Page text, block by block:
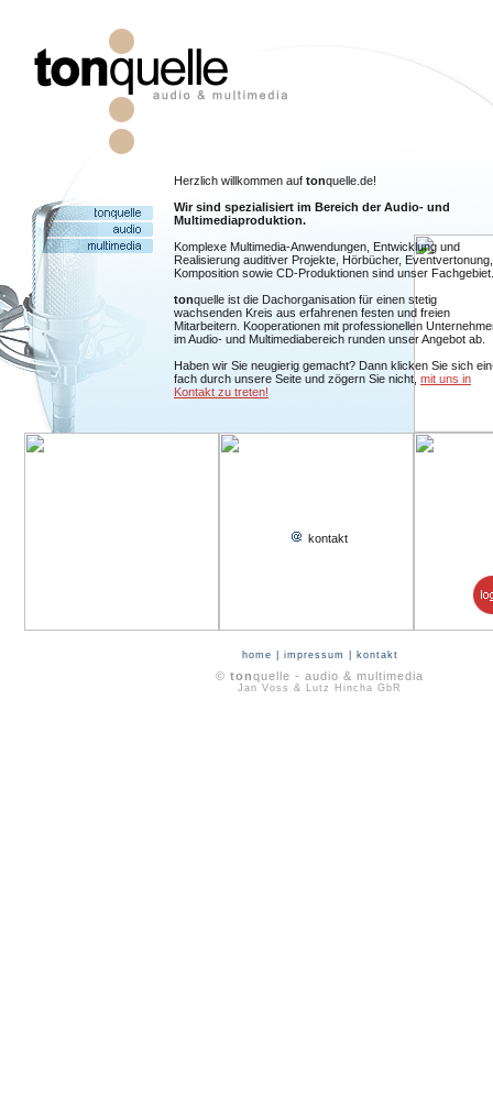
Herzlich willkommen auf tonquelle.de!
Wir sind spezialisiert im Bereich der Audio- und
Multimediaproduktion.
Komplexe Multimedia-Anwendungen, Entwicklung und
Realisierung auditiver Projekte, Hörbücher, Eventvertonung,
Komposition sowie CD-Produktionen sind unser Fachgebiet.
tonquelle ist die Dachorganisation für einen stetig
wachsenden Kreis aus erfahrenen festen und freien
Mitarbeitern. Kooperationen mit professionellen
im Audio- und Multimediabereich runden unser Angebot ab.
Haben wir Sie neugierig gemacht? Dann klicken Sie sich
fach durch unsere Seite und zögern Sie nicht, mit uns in
Kontakt zu treten!
kontakt
home impressum kontakt
© tonquelle - audio & multimedia
Jan Voss & Lutz Hincha GbR